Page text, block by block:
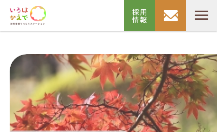
採用
情報